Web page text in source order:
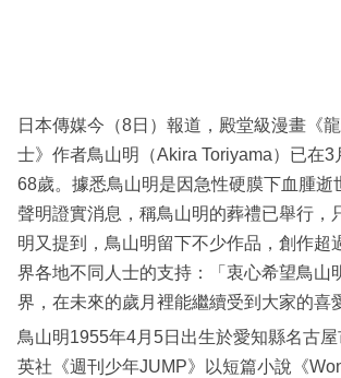
專
區
日本傳媒今（8日）報道，殿堂級漫畫《
士》作者鳥山明（Akira Toriyama）已在3
68歲。據悉鳥山明是因急性硬膜下血腫逝
聲明證實消息，稱鳥山明的葬禮已舉行，
明又提到，鳥山明留下不少作品，創作超
界各地不同人士的支持：「衷心希望鳥山
界，在未來的歲月裡能繼續受到大家的喜
鳥山明1955年4月5日出生於愛知縣名古
英社《週刊少年JUMP》以短篇小說《